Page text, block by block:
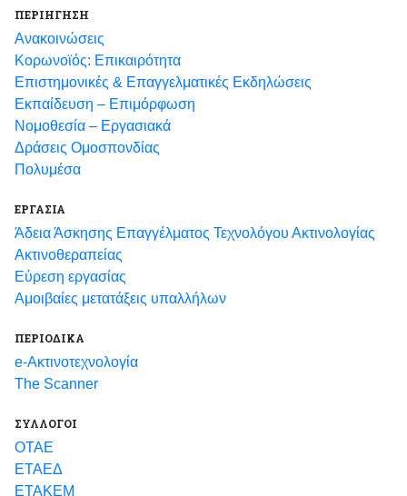
ΠΕΡΙΗΓΗΣΗ
Ανακοινώσεις
Κορωνοϊός: Επικαιρότητα
Eπιστημονικές & Επαγγελματικές Eκδηλώσεις
Εκπαίδευση – Επιμόρφωση
Νομοθεσία – Εργασιακά
Δράσεις Ομοσπονδίας
Πολυμέσα
ΕΡΓΑΣΙΑ
Άδεια Άσκησης Επαγγέλματος Τεχνολόγου Ακτινολογίας
Ακτινοθεραπείας
Εύρεση εργασίας
Αμοιβαίες μετατάξεις υπαλλήλων
ΠΕΡΙΟΔΙΚΑ
e-Ακτινοτεχνολογία
The Scanner
ΣΥΛΛΟΓΟΙ
ΟΤΑΕ
ΕΤΑΕΔ
ΕΤΑΚΕΜ